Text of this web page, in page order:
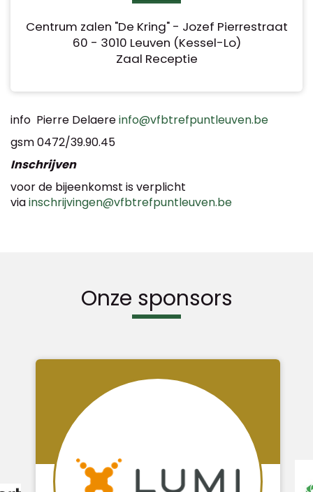
Centrum zalen "De Kring" - Jozef Pierrestraat
60 - 3010 Leuven (Kessel-Lo)
Zaal Receptie
info Pierre Delaereinfo@vfbtrefpuntleuven.be
gsm 0472/39.90.45
Inschrijven
voor de bijeenkomst is verplicht
viainschrijvingen@vfbtrefpuntleuven.be
Onze sponsors